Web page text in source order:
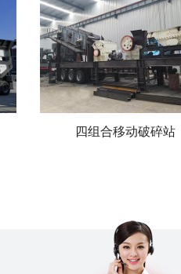
四组合移动破碎站